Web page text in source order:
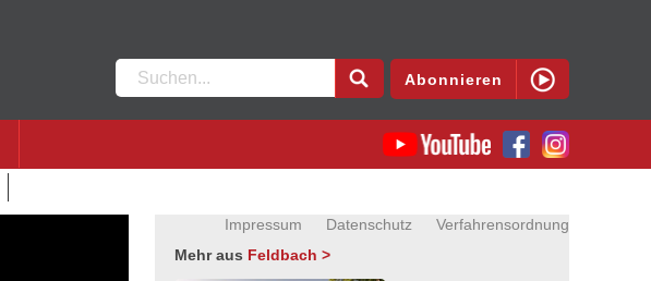
Suchen
nach:
Abonnieren
Impressum Datenschutz
Verfahrensordnung
Mehr aus Feldbach >